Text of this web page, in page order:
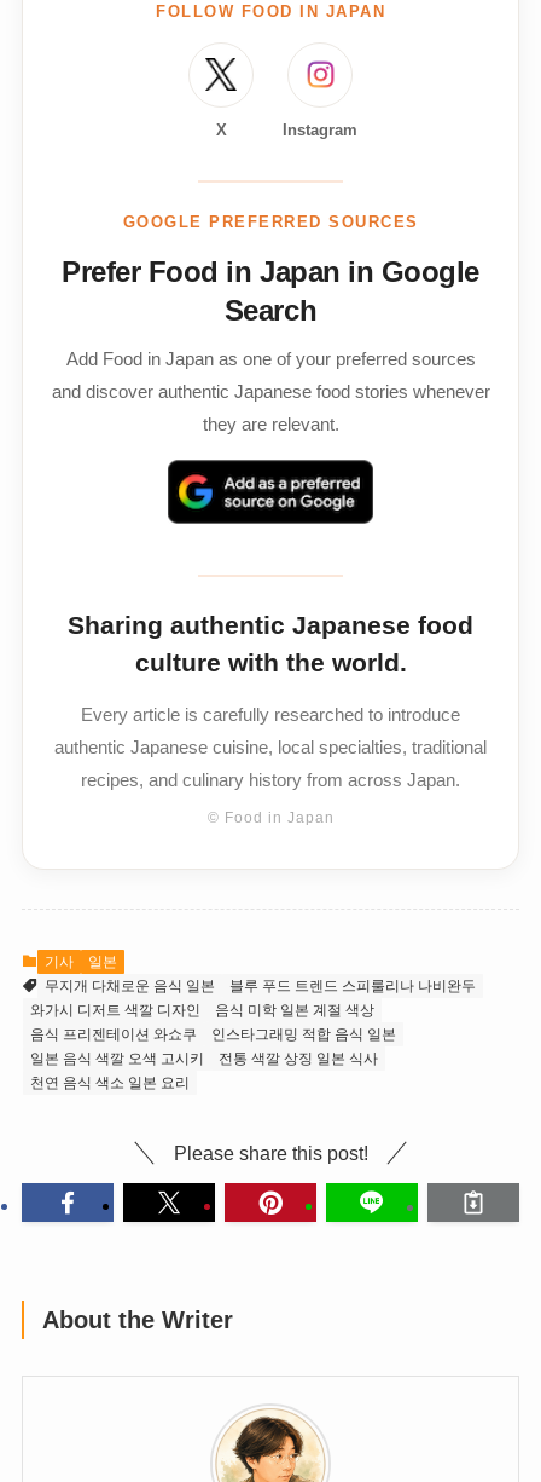
FOLLOW FOOD IN JAPAN
X Instagram
GOOGLE PREFERRED SOURCES
Prefer Food in Japan in Google
Search
Add Food in Japan as one of your preferred sources
and discover authentic Japanese food stories whenever
they are relevant.
Sharing authentic Japanese food
culture with the world.
Every article is carefully researched to introduce
authentic Japanese cuisine, local specialties, traditional
recipes, and culinary history from across Japan.
© Food in Japan
기사
일본
무지개 다채로운 음식 일본
블루 푸드 트렌드 스피룰리나 나비완두
와가시 디저트 색깔 디자인
음식 미학 일본 계절 색상
음식 프리젠테이션 와쇼쿠
인스타그래밍 적합 음식 일본
일본 음식 색깔 오색 고시키
전통 색깔 상징 일본 식사
천연 음식 색소 일본 요리
Please share this post!
About the Writer